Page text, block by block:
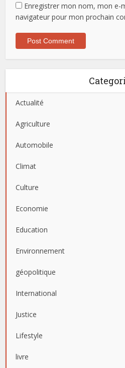
Enregistrer mon nom, mon e-
navigateur pour mon prochain
Actualité
Agriculture
Automobile
Climat
Culture
Economie
Education
Environnement
géopolitique
International
Justice
Lifestyle
livre